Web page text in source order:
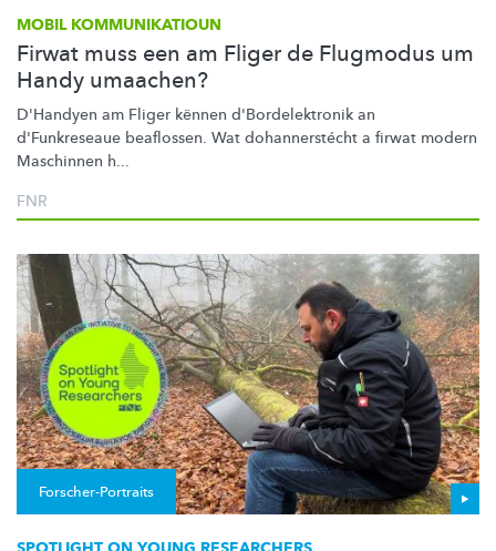
MOBIL KOMMUNIKATIOUN
Firwat muss een am Fliger de Flugmodus um
Handy umaachen?
D'Handyen am Fliger kënnen d'Bordelektronik an
d'Funkreseaue beaflossen. Wat dohannerstécht a firwat modern
Maschinnen h...
FNR
Forscher-Portraits